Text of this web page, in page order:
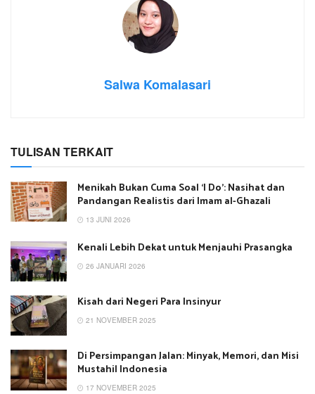
Salwa Komalasari
TULISAN TERKAIT
Menikah Bukan Cuma Soal ‘I Do’: Nasihat dan
Pandangan Realistis dari Imam al-Ghazali
13 JUNI 2026
Kenali Lebih Dekat untuk Menjauhi Prasangka
26 JANUARI 2026
Kisah dari Negeri Para Insinyur
21 NOVEMBER 2025
Di Persimpangan Jalan: Minyak, Memori, dan Misi
Mustahil Indonesia
17 NOVEMBER 2025